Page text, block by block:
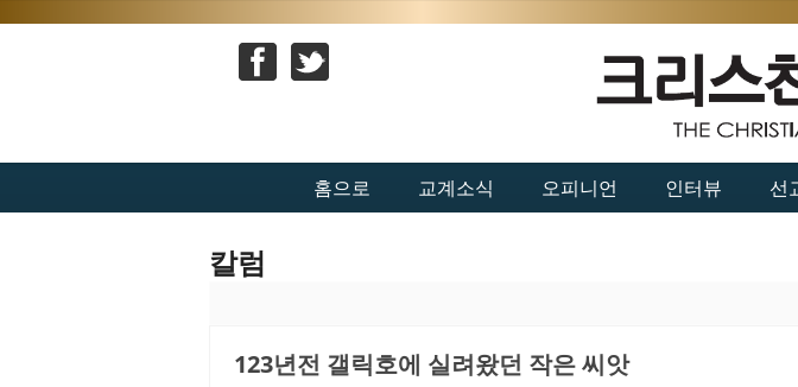
홈으로 교계소식 오피니언 인터뷰 선
칼럼
123년전 갤릭호에 실려왔던 작은 씨앗